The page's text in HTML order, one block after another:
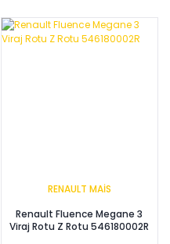
RENAULT MAİS
Renault Fluence Megane 3
Viraj Rotu Z Rotu 546180002R